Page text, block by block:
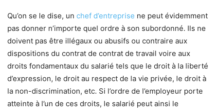
Qu’on se le dise, un chef d’entreprise ne peut évidemment
pas donner n’importe quel ordre à son subordonné. Ils ne
doivent pas être illégaux ou abusifs ou contraire aux
dispositions du contrat de contrat de travail voire aux
droits fondamentaux du salarié tels que le droit à la liberté
d’expression, le droit au respect de la vie privée, le droit à
la non-discrimination, etc. Si l’ordre de l’employeur porte
atteinte à l’un de ces droits, le salarié peut ainsi le